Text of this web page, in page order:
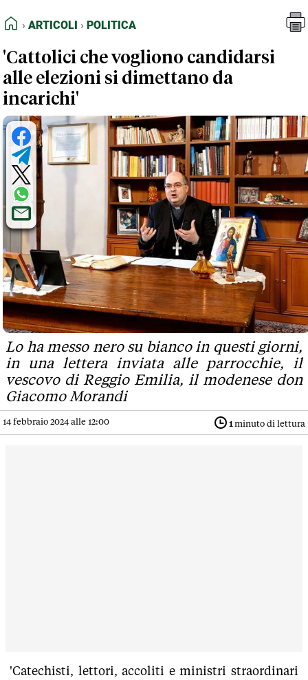
FEED RSS
NORMATIVE DEONTOLOGICHE
TERMINI e CONDIZIONI
HOME
ARTICOLI POLITICA
'Cattolici che vogliono candidarsi
alle elezioni si dimettano da
incarichi'
Lo ha messo nero su bianco in questi giorni,
in una lettera inviata alle parrocchie, il
vescovo di Reggio Emilia, il modenese don
Giacomo Morandi
14 febbraio 2024 alle 12:00 1 minuto di lettura
'Catechisti, lettori, accoliti e ministri straordinari